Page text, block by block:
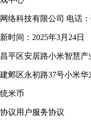
络科技有限公司 电话：
时间：2025年3月24日
平区安居路小米智慧产
邺区永初路37号小米华
米币
议用户服务协议